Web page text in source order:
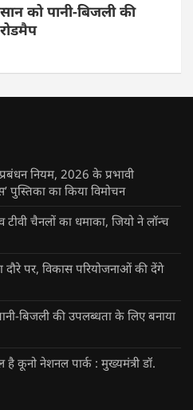
को पानी-बिजली की
नियम, 2026 के प्रभावी
पुस्तिका का किया विमोचन
चैनलों का धमाका, जियो ने लॉन्च
दौरे पर, विकास परियोजनाओं की देंगे
बिजली की उपलब्धता के लिए बनाया
कूनो नेशनल पार्क : मुख्यमंत्री डॉ.